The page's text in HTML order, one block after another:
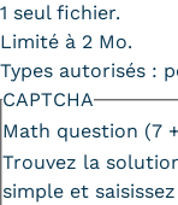
1 seul fichier.
Limité à 2 Mo.
Types autorisés :
CAPTCHA
Math question (7
Trouvez la
simple et